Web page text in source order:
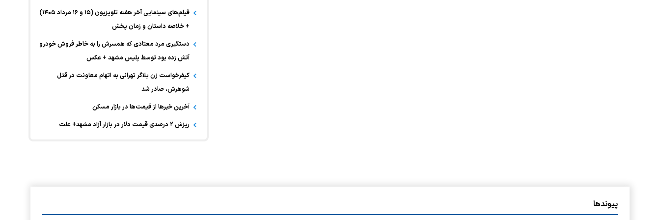
فیلم‌های سینمایی آخر هفته تلویزیون (۱۵ و ۱۶ مرداد ۱۴۰۵)
+ خلاصه داستان و زمان پخش
دستگیری مرد معتادی که همسرش را به خاطر فروش خودرو
آتش زده بود توسط پلیس مشهد + عکس
کیفرخواست زن بلاگر تهرانی به اتهام معاونت در قتل
شوهرش، صادر شد
آخرین خبر‌ها از قیمت‌ها در بازار مسکن
ریزش ۲ درصدی قیمت دلار در بازار آزاد مشهد+ علت
پیوندها